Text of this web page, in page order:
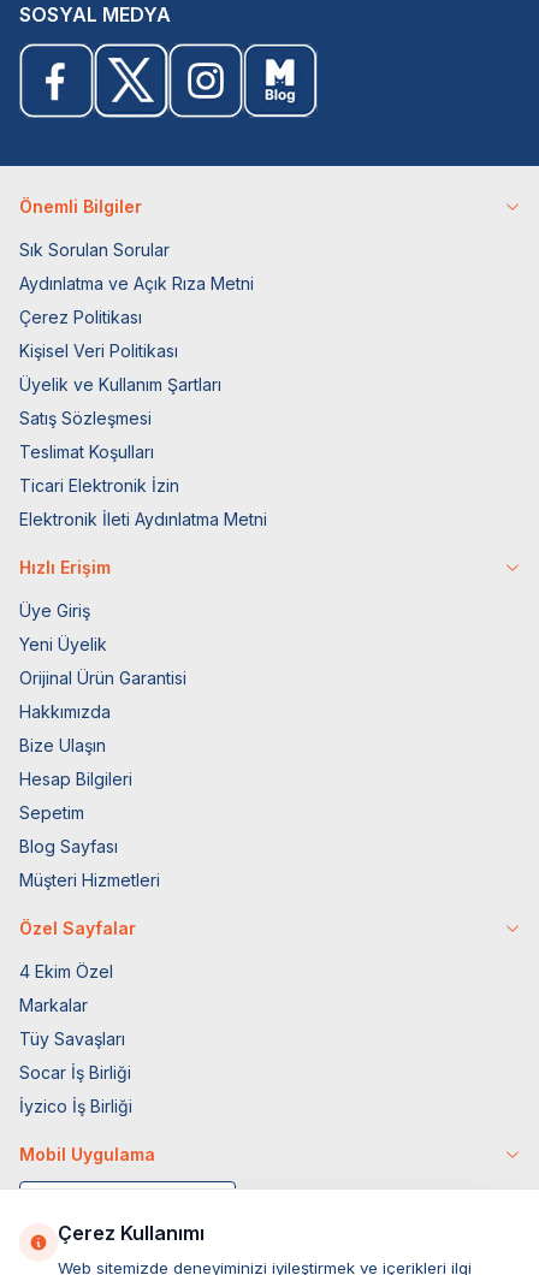
SOSYAL MEDYA
Önemli Bilgiler
Sık Sorulan Sorular
Aydınlatma ve Açık Rıza Metni
Çerez Politikası
Kişisel Veri Politikası
Üyelik ve Kullanım Şartları
Satış Sözleşmesi
Teslimat Koşulları
Ticari Elektronik İzin
Elektronik İleti Aydınlatma Metni
Hızlı Erişim
Üye Giriş
Yeni Üyelik
Orijinal Ürün Garantisi
Hakkımızda
Bize Ulaşın
Hesap Bilgileri
Sepetim
Blog Sayfası
Müşteri Hizmetleri
Özel Sayfalar
4 Ekim Özel
Markalar
Tüy Savaşları
Socar İş Birliği
İyzico İş Birliği
Mobil Uygulama
Çerez Kullanımı
Web sitemizde deneyiminizi iyileştirmek ve içerikleri ilgi